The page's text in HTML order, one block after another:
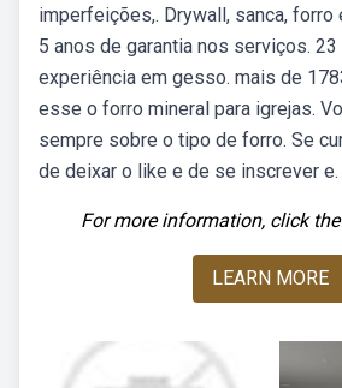
imperfeições,. Drywall, sanca, forro
5 anos de garantia nos serviços. 23
experiência em gesso. mais de
esse o forro mineral para igrejas.
sempre sobre o tipo de forro. Se
de deixar o like e de se inscrever e.
For more information, click
LEARN MORE